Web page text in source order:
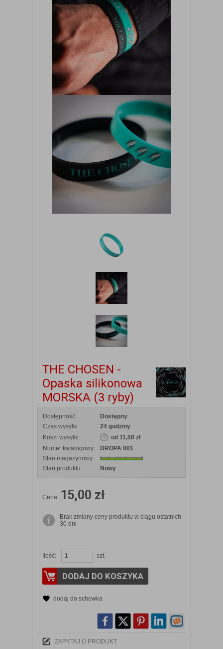
THE CHOSEN -
Opaska silikonowa
MORSKA (3 ryby)
Dostępność:
Dostępny
Czas wysyłki:
24 godziny
Koszt wysyłki:
od 11,50 zł
Numer katalogowy:
DROPA 001
Stan magazynowy:
Stan produktu:
Nowy
Cena: 15,00 zł
Brak zmiany ceny produktu w ciągu ostatnich
30 dni
Ilość: szt.
DODAJ DO KOSZYKA
dodaj do schowka
ZAPYTAJ O PRODUKT